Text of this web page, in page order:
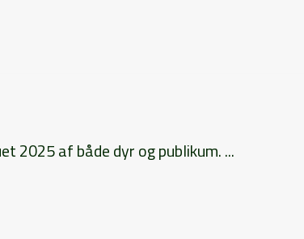
2025 af både dyr og publikum. ...